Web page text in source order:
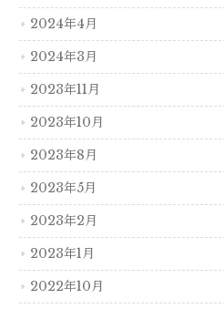
2024年4月
2024年3月
2023年11月
2023年10月
2023年8月
2023年5月
2023年2月
2023年1月
2022年10月